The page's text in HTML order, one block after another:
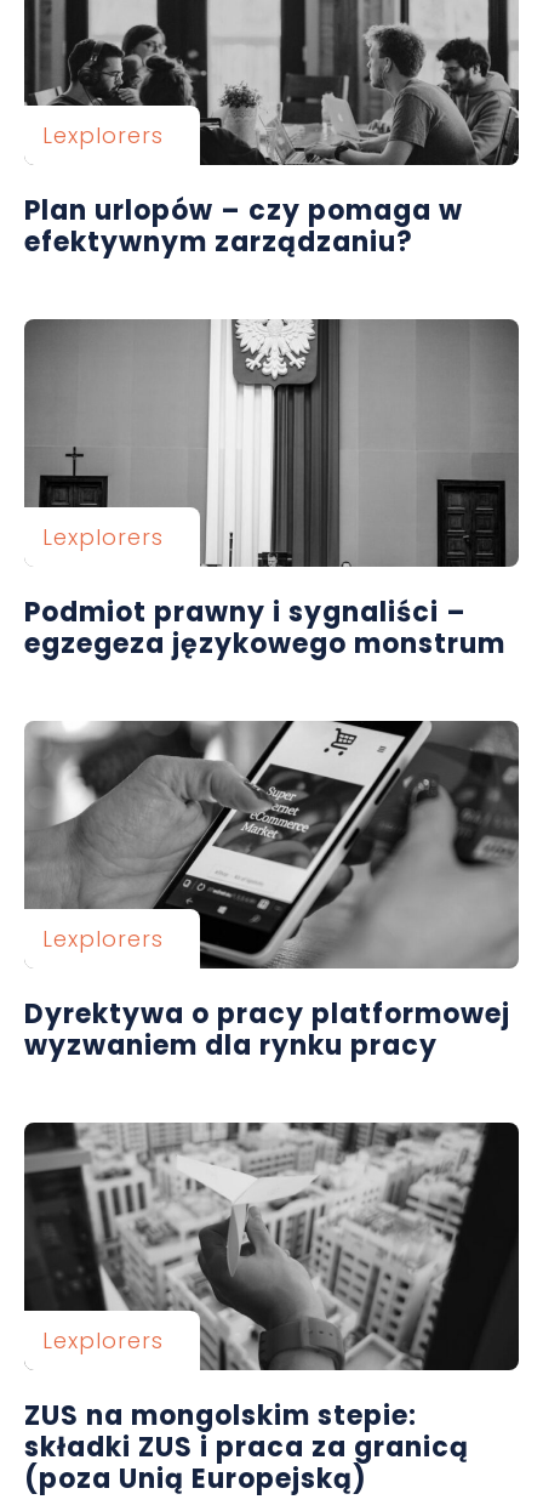
Lexplorers
Plan urlopów – czy pomaga w
efektywnym zarządzaniu?
Lexplorers
Podmiot prawny i sygnaliści –
egzegeza językowego monstrum
Lexplorers
Dyrektywa o pracy platformowej
wyzwaniem dla rynku pracy
Lexplorers
ZUS na mongolskim stepie:
składki ZUS i praca za granicą
(poza Unią Europejską)